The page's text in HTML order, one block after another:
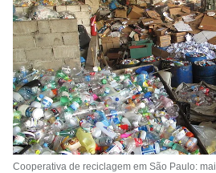
Cooperativa de reciclagem em São Paulo: